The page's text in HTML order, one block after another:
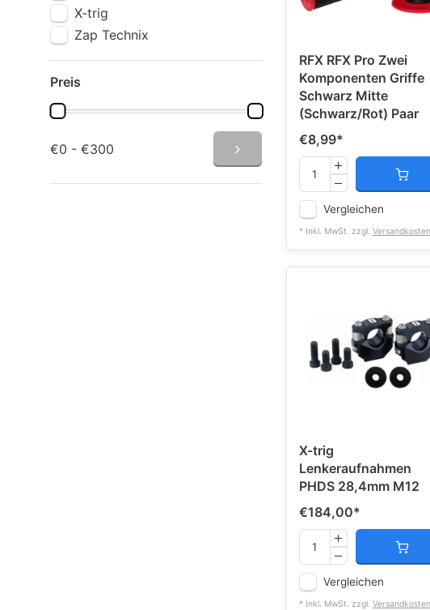
X-trig
Zap Technix
Preis
€0 - €300
RFX RFX Pro Zwei
Komponenten Griffe
Schwarz Mitte
(Schwarz/Rot) Paar
€8,99*
Vergleichen
* Inkl. MwSt. zzgl. Versandkosten
X-trig
Lenkeraufnahmen
PHDS 28,4mm M12
€184,00*
Vergleichen
* Inkl. MwSt. zzgl. Versandkosten